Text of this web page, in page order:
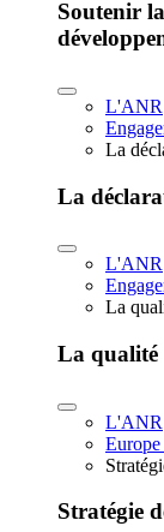
Soutenir
L'ANR
La
La
L'ANR
La
La qualité
L'ANR
Stratégie